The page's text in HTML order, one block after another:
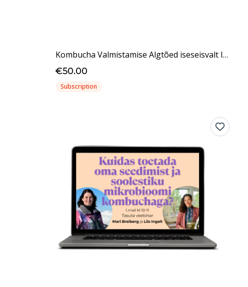
Kombucha Valmistamise Algtõed iseseisvalt läbitav videokursus
€50.00
Subscription